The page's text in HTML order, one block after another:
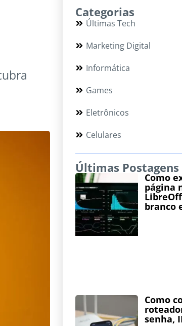
Categorias
Últimas Tech
Marketing Digital
Informática
Games
Eletrônicos
Celulares
Últimas Postagens
Como
página
branco
Como
senha,